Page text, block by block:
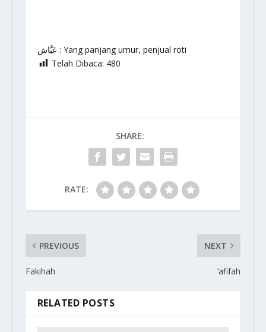
عَيَّاش : Yang panjang umur, penjual roti
Telah Dibaca: 480
SHARE:
RATE:
PREVIOUS
Fakihah
NEXT
‘afifah
RELATED POSTS